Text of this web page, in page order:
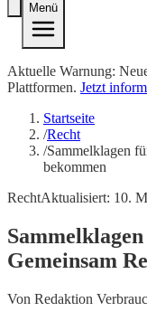
Menü
Aktuelle Warnung:
Plattformen. Jetzt
Startseite
/Recht
/Sammelklagen
bekommen
RechtAktualisiert: 10.
Gemeinsam
Von Redaktion